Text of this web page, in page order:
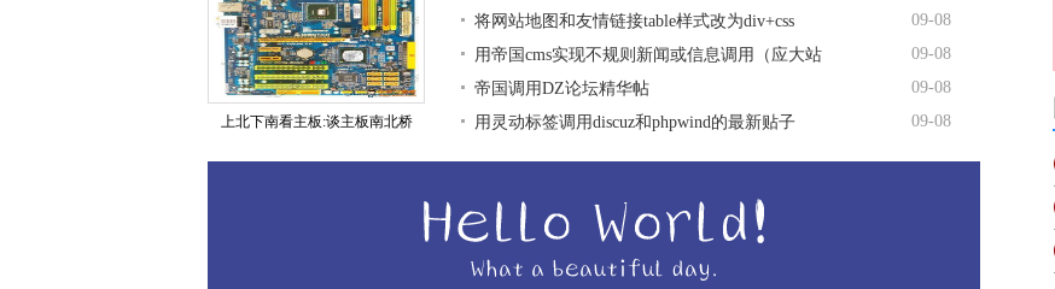
上北下南看主板:谈主板南北桥
将网站地图和友情链接table样式改为div+css
09-08
用帝国cms实现不规则新闻或信息调用（应大站
09-08
帝国调用DZ论坛精华帖
09-08
用灵动标签调用discuz和phpwind的最新贴子
09-08